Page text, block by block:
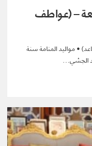
– (عواطف
• مواليد المنامة سنة